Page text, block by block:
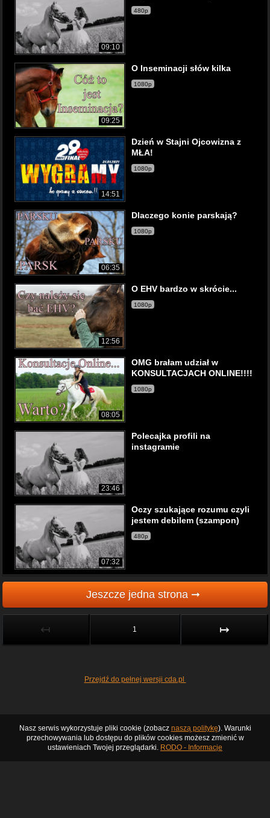
09:10
480p
09:25
O Inseminacji słów kilka
1080p
14:51
Dzień w Stajni Ojcowizna z
MŁA!
1080p
06:35
Dlaczego konie parskają?
1080p
12:56
O EHV bardzo w skrócie...
1080p
08:05
OMG brałam udział w
KONSULTACJACH ONLINE!!!!
1080p
23:46
Polecajka profili na
instagramie
07:32
Oczy szukające rozumu czyli
jestem debilem (szampon)
480p
Jeszcze jedna strona ➞
↤ 1 ↦
Przejdź do pełnej wersji cda.pl
Nasz serwis wykorzystuje pliki cookie (zobacz naszą politykę). Warunki
przechowywania lub dostępu do plików cookies możesz zmienić w
ustawieniach Twojej przeglądarki. RODO - Informacje